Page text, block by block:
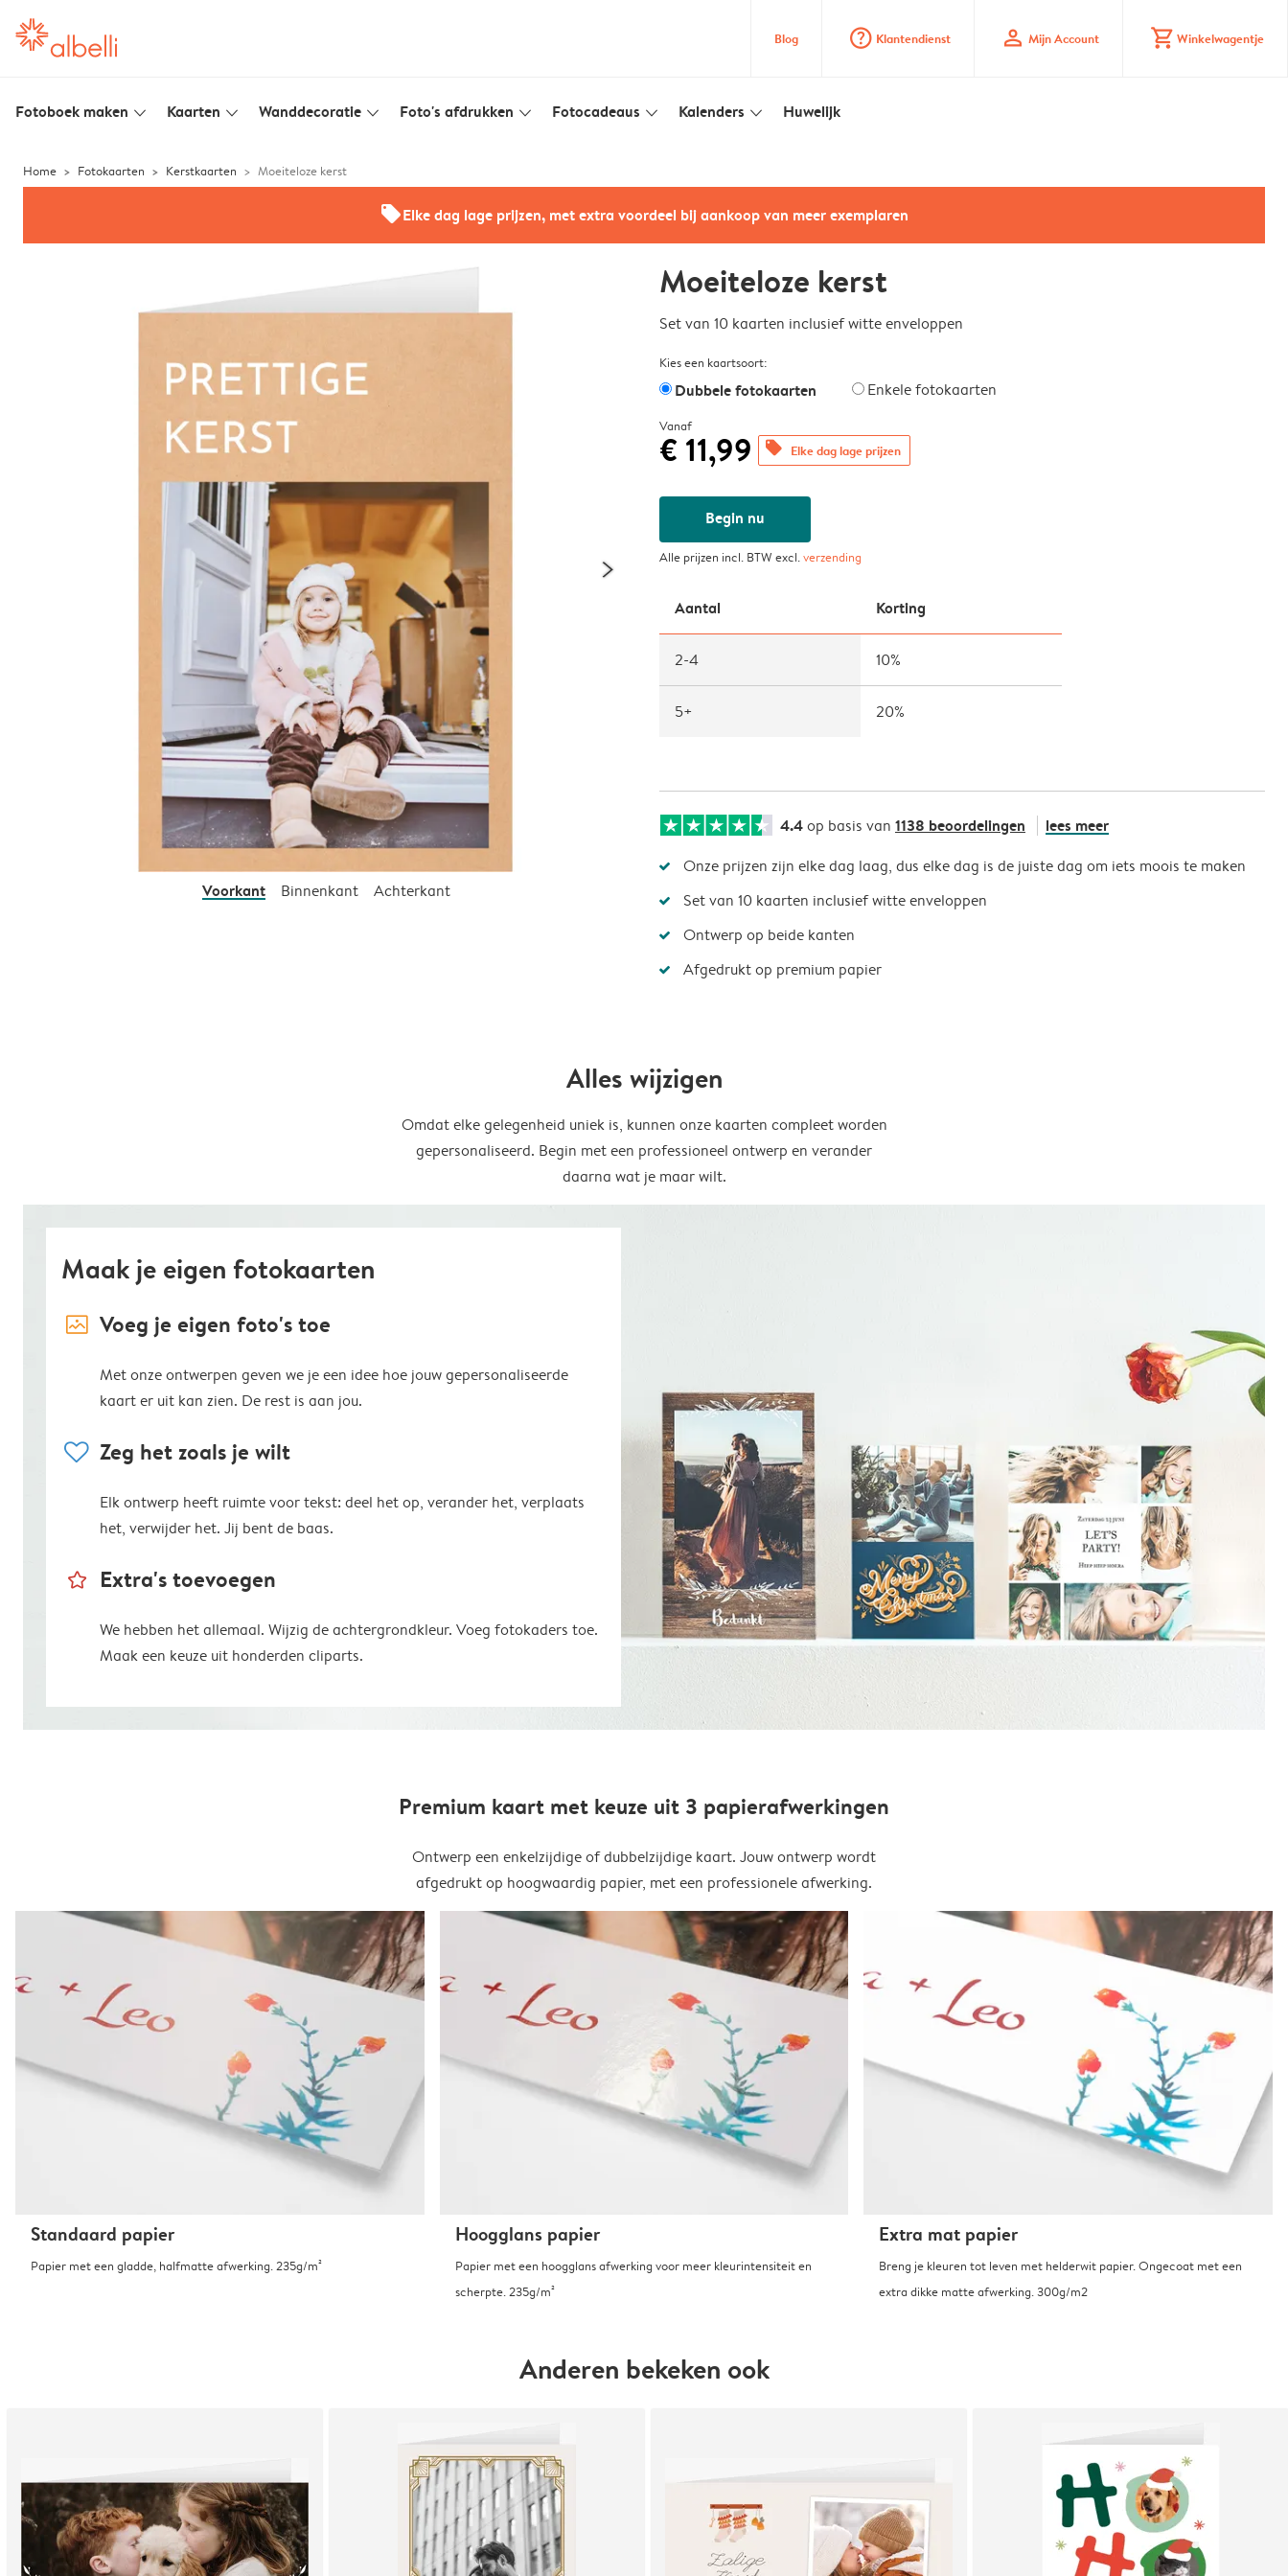
Blog question_mark_circle Klantendienst profile Mijn Account shopping_cart Winkelwagentje
Fotoboek maken slim_arrow_down Kaarten slim_arrow_down Wanddecoratie slim_arrow_down Foto's afdrukken slim_arrow_down Fotocadeaus slim_arrow_down Kalenders slim_arrow_down Huwelijk
Home Fotokaarten Kerstkaarten Moeiteloze kerst
offersElke dag lage prijzen, met extra voordeel bij aankoop van meer exemplaren
Voorkant Binnenkant Achterkant
Moeiteloze kerst
Set van 10 kaarten inclusief witte enveloppen
Kies een kaartsoort:
Dubbele fotokaarten Enkele fotokaarten
Vanaf
€ 11,99 offers Elke dag lage prijzen
Begin nu
Alle prijzen incl. BTW excl.verzending
Aantal Korting
2-4 10%
5+ 20%
4.4op basis van 1138 beoordelingen lees meer
Onze prijzen zijn elke dag laag, dus elke dag is de juiste dag om iets moois te maken
Set van 10 kaarten inclusief witte enveloppen
Ontwerp op beide kanten
Afgedrukt op premium papier
Alles wijzigen
Omdat elke gelegenheid uniek is, kunnen onze kaarten compleet worden
gepersonaliseerd. Begin met een professioneel ontwerp en verander
daarna wat je maar wilt.
Maak je eigen fotokaarten
image_placeholder Voeg je eigen foto's toe
Met onze ontwerpen geven we je een idee hoe jouw gepersonaliseerde
kaart er uit kan zien. De rest is aan jou.
heart Zeg het zoals je wilt
Elk ontwerp heeft ruimte voor tekst: deel het op, verander het, verplaats
het, verwijder het. Jij bent de baas.
star_outline Extra's toevoegen
We hebben het allemaal. Wijzig de achtergrondkleur. Voeg fotokaders toe.
Maak een keuze uit honderden cliparts.
Premium kaart met keuze uit 3 papierafwerkingen
Ontwerp een enkelzijdige of dubbelzijdige kaart. Jouw ontwerp wordt
afgedrukt op hoogwaardig papier, met een professionele afwerking.
Standaard papier
Papier met een gladde, halfmatte afwerking. 235g/m²
Hoogglans papier
Papier met een hoogglans afwerking voor meer kleurintensiteit en
scherpte. 235g/m²
Extra mat papier
Breng je kleuren tot leven met helderwit papier. Ongecoat met een
extra dikke matte afwerking. 300g/m2
Anderen bekeken ook